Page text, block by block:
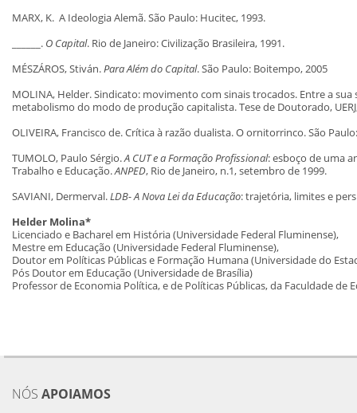
MARX, K. A Ideologia Alemã. São Paulo: Hucitec, 1993.
______. O Capital. Rio de Janeiro: Civilização Brasileira, 1991.
MÉSZÁROS, Stiván.Para Além do Capital. São Paulo: Boitempo, 2005
MOLINA, Helder. Sindicato: movimento com sinais trocados. Entre a
metabolismo do modo de produção capitalista. Tese de Doutorado, UERJ,
OLIVEIRA, Francisco de. Crítica à razão dualista. O ornitorrinco. São
TUMOLO, Paulo Sérgio.A CUT e a Formação Profissional: esboço de uma
Trabalho e Educação.ANPED, Rio de Janeiro, n.1, setembro de 1999.
SAVIANI, Dermerval.LDB- A Nova Lei da Educação: trajetória, limites e
Helder Molina*
Licenciado e Bacharel em História (Universidade Federal Fluminense),
Mestre em Educação (Universidade Federal Fluminense),
Doutor em Políticas Públicas e Formação Humana (Universidade do
Pós Doutor em Educação (Universidade de Brasília)
Professor de Economia Política, e de Políticas Públicas, da Faculdade de
NÓS APOIAMOS